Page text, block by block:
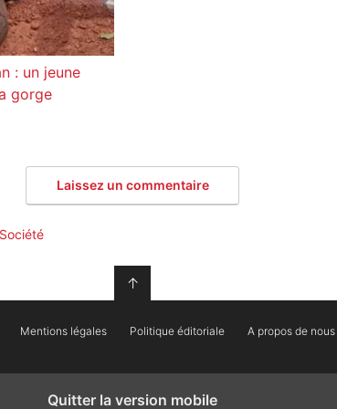
: un jeune
gorge
Laissez un commentaire
Société
↑
Mentions légales Politique éditoriale A propos de nous
Quitter la version mobile